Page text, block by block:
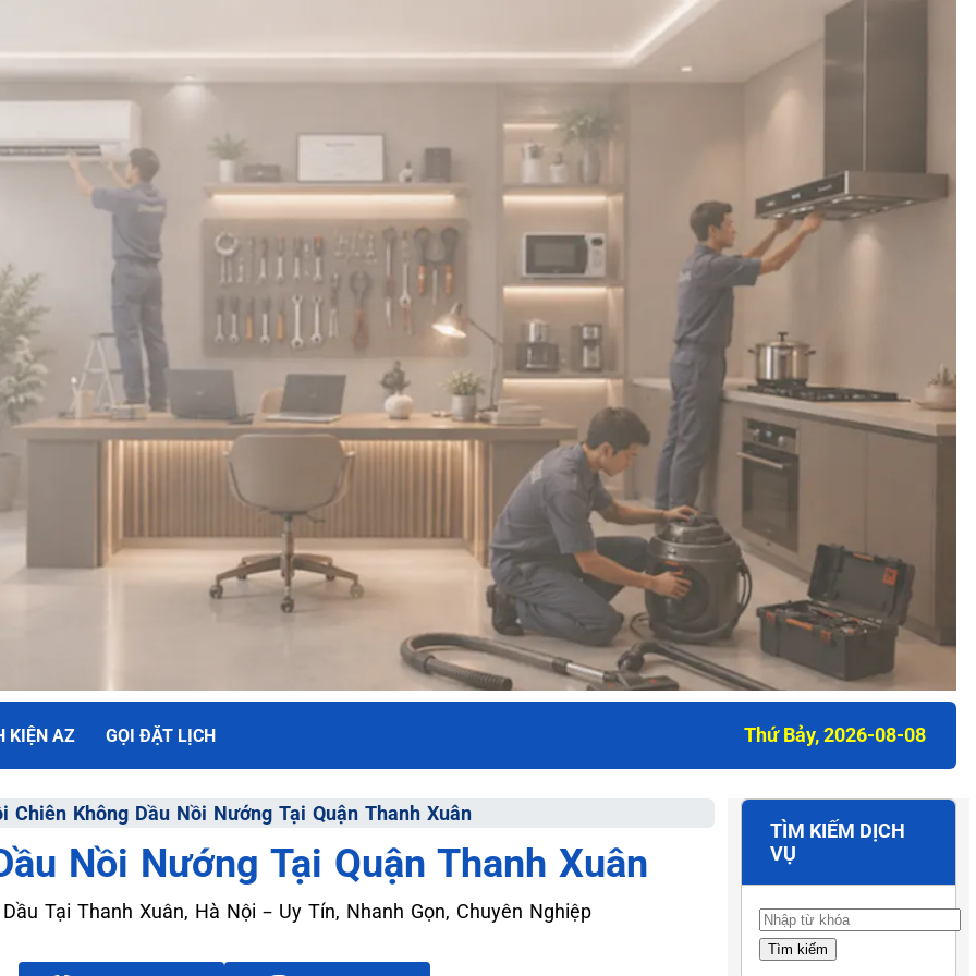
NỒI CHIÊN
Đa
KIỆN AZ GỌI ĐẶT LỊCH Thứ Bảy, 2026-08-08
Chiên Không Dầu Nồi Nướng Tại Quận Thanh Xuân
Nồi Nướng Tại Quận Thanh Xuân
Tại Thanh Xuân, Hà Nội – Uy Tín, Nhanh Gọn, Chuyên Nghiệp
TÌM KIẾM DỊCH
VỤ